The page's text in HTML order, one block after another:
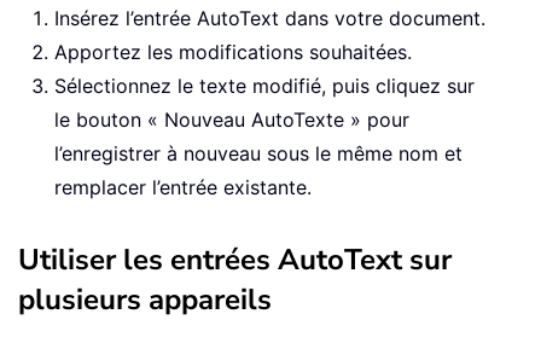
Insérez l’entrée AutoText dans votre document.
Apportez les modifications souhaitées.
Sélectionnez le texte modifié, puis cliquez sur
le bouton « Nouveau AutoTexte » pour
l’enregistrer à nouveau sous le même nom et
remplacer l’entrée existante.
Utiliser les entrées AutoText sur
plusieurs appareils